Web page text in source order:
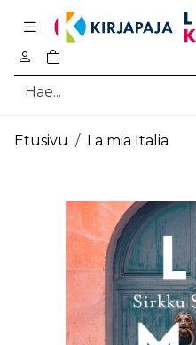
0
tuotetta ostoskorissa
Pääsisältö
Etusivu La mia Italia